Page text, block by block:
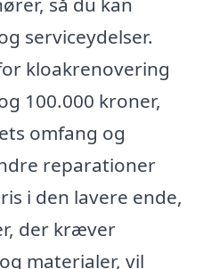
serviceydelser.
kloakrenovering
100.000 kroner,
omfang og
reparationer
i den lavere ende,
der kræver
materialer, vil